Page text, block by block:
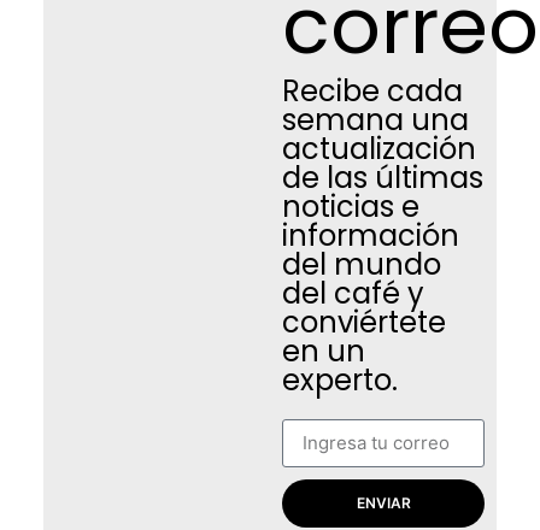
correo
Recibe cada
semana una
actualización
de las últimas
noticias e
información
del mundo
del café y
conviértete
en un
experto.
ENVIAR